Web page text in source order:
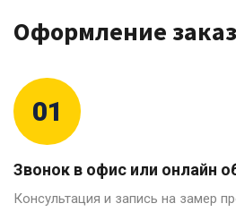
Оформление
01
Звонок в офис или онлайн
Консультация и запись на замер